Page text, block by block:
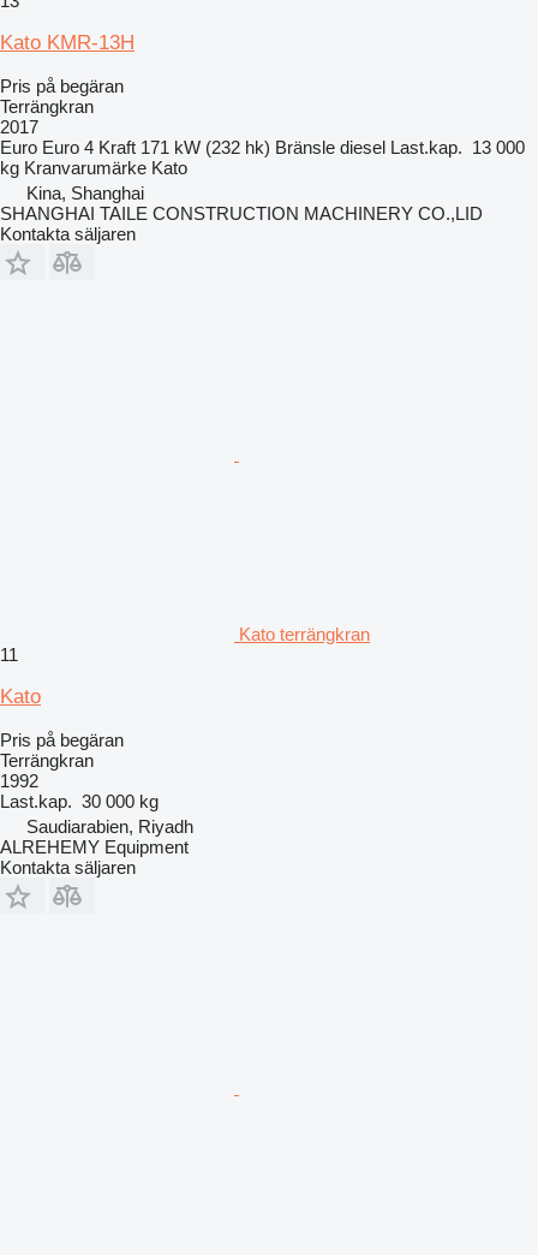
Kato KMR-13H
Pris på begäran
Terrängkran
2017
Euro Euro 4 Kraft 171 kW (232 hk) Bränsle diesel Last.kap. 13 000
kg Kranvarumärke Kato
Kina, Shanghai
SHANGHAI TAILE CONSTRUCTION MACHINERY CO.,LID
Kontakta säljaren
Kato terrängkran
11
Kato
Pris på begäran
Terrängkran
1992
Last.kap. 30 000 kg
Saudiarabien, Riyadh
ALREHEMY Equipment
Kontakta säljaren